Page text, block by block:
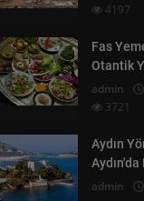
4197
Fas
Otantik
admin
3721
Aydın
Aydın'da
admin